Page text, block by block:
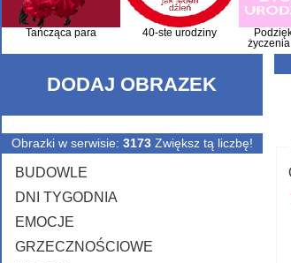
Tańcząca para 40-ste urodziny
DODAJ OBRAZEK
Obrazki w serwisie: 3173Zwiększ tą liczbę!
BUDOWLE
DNI TYGODNIA
EMOCJE
GRZECZNOŚCIOWE